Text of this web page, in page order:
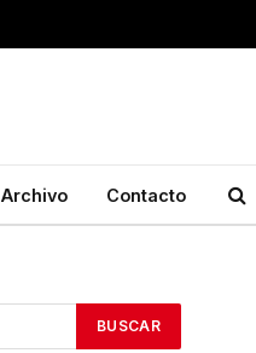
Archivo Contacto